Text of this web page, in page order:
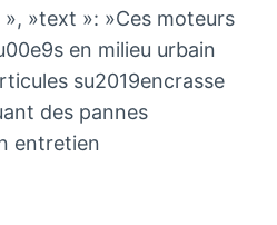
»text »: »Ces moteurs
en milieu urbain
su2019encrasse
des pannes
entretien